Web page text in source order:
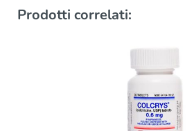
Prodotti correlati: